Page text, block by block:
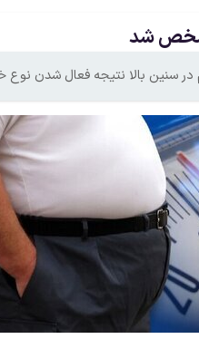
شد
سنین بالا نتیجه فعال شدن نوع